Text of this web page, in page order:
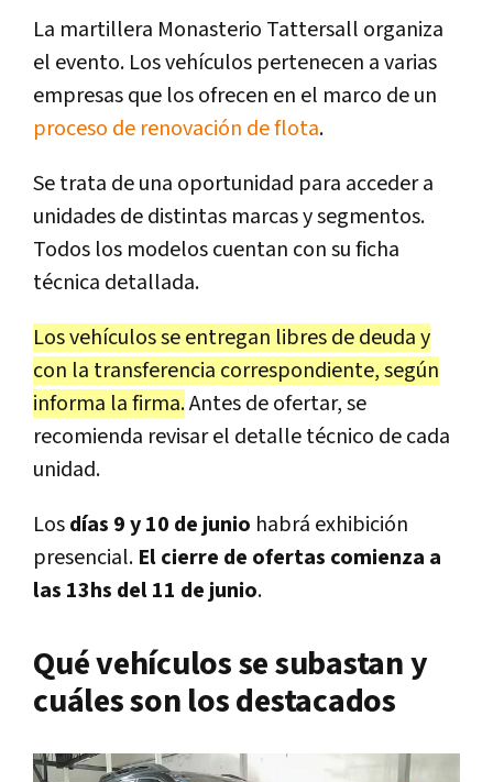
La martillera Monasterio Tattersall organiza
el evento. Los vehículos pertenecen a varias
empresas que los ofrecen en el marco de un
proceso de renovación de flota.
Se trata de una oportunidad para acceder a
unidades de distintas marcas y segmentos.
Todos los modelos cuentan con su ficha
técnica detallada.
Los vehículos se entregan libres de deuda y
con la transferencia correspondiente, según
informa la firma.Antes de ofertar, se
recomienda revisar el detalle técnico de cada
unidad.
Losdías 9 y 10 de junio habrá exhibición
presencial. El cierre de ofertas comienza a
las 13hs del 11 de junio.
Qué vehículos se subastan y
cuáles son los destacados